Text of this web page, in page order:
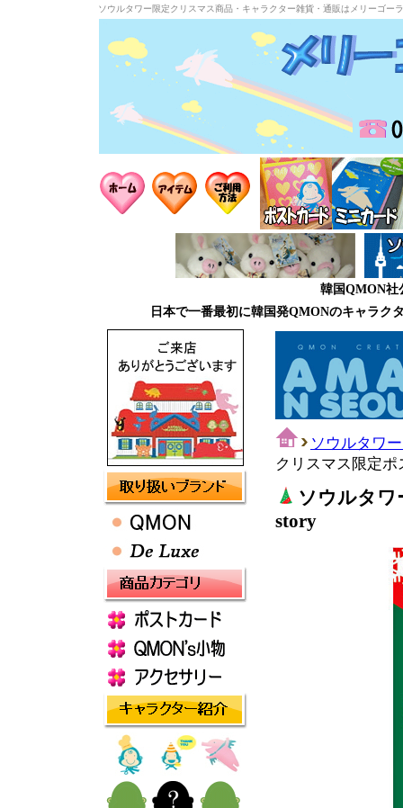
ソウルタワー限定クリスマス商品・キャラクター雑貨・通販はメリーゴー
韓国QMON社
日本で一番最初に韓国発QMONのキャラク
ソウルタワ
クリスマス限定ポ
ソウルタワ
story